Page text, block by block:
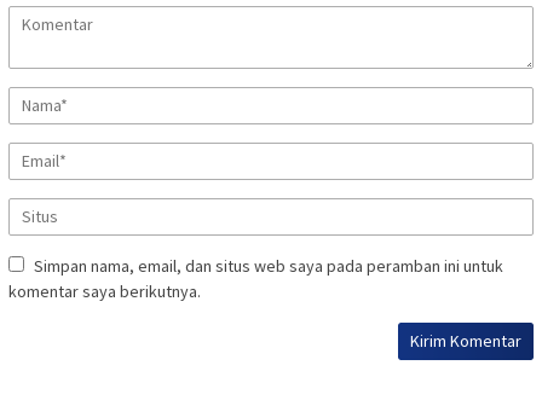
Simpan nama, email, dan situs web saya pada peramban ini untuk
komentar saya berikutnya.